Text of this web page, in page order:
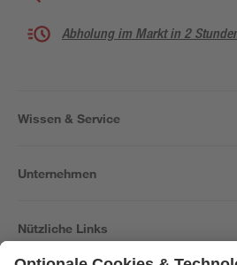
Abholung im Markt in 2
Wissen & Service
Unternehmen
Nützliche Links